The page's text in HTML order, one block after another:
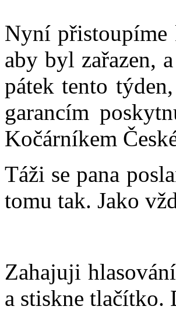
Nyní přistoupíme
aby byl zařazen,
pátek tento
garancím
Kočárníkem
Táži se pana
tomu tak. Jako
Zahajuji
a stiskne